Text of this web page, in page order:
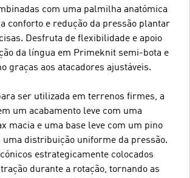
com uma palmilha anatómica
conforto e redução da pressão plantar
Desfruta de flexibilidade e apoio
da língua em Primeknit semi-bota e
graças aos atacadores ajustáveis.
ser utilizada em terrenos firmes, a
um acabamento leve com uma
macia e uma base leve com um pino
uma distribuição uniforme da pressão.
estrategicamente colocados
durante a rotação, tornando as